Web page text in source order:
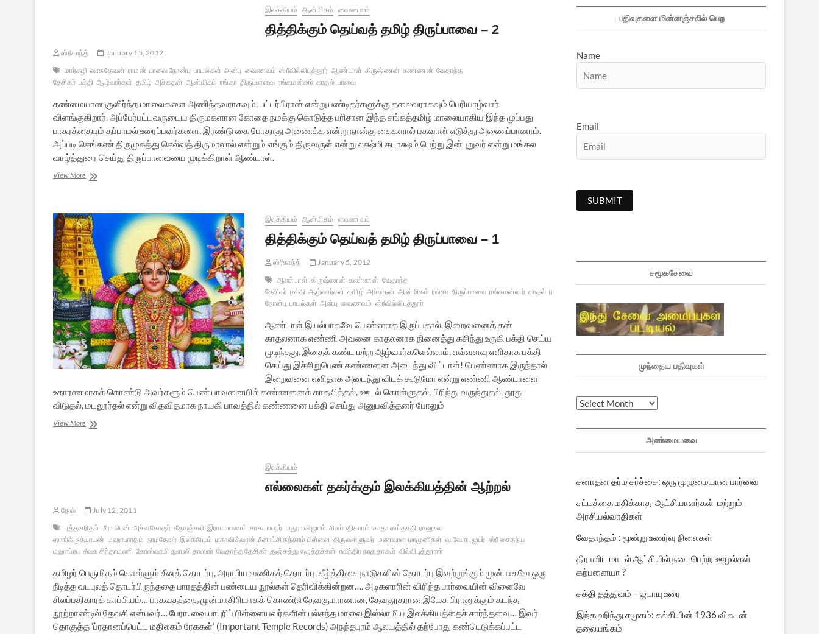
இலக்கியம் ஆன்மிகம் வைணவம்
தித்திக்கும் தெய்வத் தமிழ் திருப்பாவை – 2
ஸ்ரீகாந்த்
January 15, 2012
மார்கழி வாசுதேவன் ராமன் பாவை நோன்பு பாடல்கள் அன்பு வைணவம் ஸ்ரீவில்லிபுத்தூர் ஆண்டாள் கிருஷ்ணன் கண்ணன் வேதாந்த
தேசிகர் பக்தி ஆழ்வார்கள் தமிழ் அச்சுதன் ஆன்மிகம் ரங்கா திருப்பாவை ரங்கமன்னர் காதல் பாவை
தண்மையான குளிர்ந்த மாலைகளை அணிந்தவராகவும், பட்டர்பிரான் என்று பண்டிதர்களுக்கு தலைவராகவும் பெரியாழ்வார்
விளங்குகிறார். அப்பேர்பட்டவருடைய திருமகளான கோதை நமக்கு கொடுத்த பரிசான இந்த சங்கத்தமிழ் மாலையாகிய இந்த முப்பது
பாசுரத்தையும் தப்பாமல் உரைப்பவர்களை, இரண்டு கை போதாது அணைக்க என்று நான்கு கைகளால் பகவான் எடுத்து அணைப்பானாம்.
அப்படி செங்கண் திருமுகத்து செல்வத் திருமாலால் என்றும் எங்கும் திருவருள் என்று லக்ஷ்மி கடாக்ஷம் பெற்று இன்புறுவர் என்று மங்கல
வாழ்த்துரை செய்து திருப்பாவையை முடிக்கிறாள் ஆண்டாள்.
View Moreதித்திக்கும்
–
2
இலக்கியம் ஆன்மிகம் வைணவம்
தித்திக்கும் தெய்வத் தமிழ் திருப்பாவை – 1
ஸ்ரீகாந்த்
January 5, 2012
ஆண்டாள் கிருஷ்ணன் கண்ணன் வேதாந்த
தேசிகர் பக்தி ஆழ்வார்கள் தமிழ் அச்சுதன் ஆன்மிகம் ரங்கா திருப்பாவை ரங்கமன்னர் காதல் பாவை
நோன்பு பாடல்கள் அன்பு வைணவம் ஸ்ரீவில்லிபுத்தூர்
ஆண்டாள் இயல்பாகவே பெண்ணாக இருப்பதால், இறைவனைத் தன்
காதலனாக எண்ணி அவனை காதலனாக நினைத்து கசிந்து உருகி பக்தி செய்ய
முடிந்தது. இதைக் கண்ட மற்ற ஆழ்வார்களெல்லாம், எவ்வளவு எளிதாக பக்தி
செய்து இச்சிறுபெண் கண்ணனை அடைந்து விட்டாள்! பெண்ணாக இருந்தால்
இறைவனை எளிதாக அடைந்து விடக் கூடுமோ என்று எண்ணி ஆண்டாளை
உதாரணமாகக் கொண்டு அவர்களும் பெண் பாவனையில் கண்ணனைக் காதலித்தல், ஊடல் கொள்ளுதல், பிரிந்து வருந்துதல், தூது
விடுதல், மடலூர்தல் என்று விதவிதமாக நாயகி பாவத்தில் கண்ணனை பக்தி செய்து அனுபவித்தனர் போலும்
View Moreதித்திக்கும்
இலக்கியம்
எல்லைகள் தகர்க்கும் இலக்கியத்தின் ஆற்றல்
தேவ்
July 12, 2011
புத்த சரிதம் மீரா பென் அச்வகோஷர் கீதாஞ்சலி இராமாயணம் சாகடாயநர் மதுரா விஜயம் சிலப்பதிகாரம் காதா ஸப்தசதி ராஹுல
ஸாங்க்ருத்யாயன் மஹாபாரதம் நாமதேவர் இலக்கியம் மகாவித்வான் மீனாட்சி சுந்தரம் பிள்ளை திருவள்ளுவர் மணவாள மாமுனிகள் வ.வே.சு. ஐயர் ஸ்ரீ சைதந்ய
மஹாப்ரபு சீவக சிந்தாமணி கோஸ்வாமி துளஸி தாஸார் வேதாந்த தேசிகர் துஞ்சத்து எழுத்தச்சன் ரவீந்திர நாத தாகூர் வில்லிபுத்தூரார்
தமிழர் பெருமிதம் கொள்ளும் சீனத் தொடர்பு, அராபிய வணிகத் தொடர்பு, கீழ்த்திசை நாடுகளின் தொடர்பு இவற்றுக்கும் முன்பாகவே ஒரு
நீடித்த வடபுலத் தொடர்பிருந்ததை பாரதத்தின் பண்டைய நூல்கள் தெரிவிக்கின்றன…. அடிகளாரின் விரிந்த பார்வையின் விளைவே
சிலப்பதிகாரக் காப்பியம்… பாகவதத்தை முன்மாதிரியாகக் கொண்டு தேவகுமாரனான, தேவதூதரான இயேசு பிரானுக்கும் கடந்த
நூற்றாண்டில் தேவசி என்பவர்… பேரா. வையாபுரிப் பிள்ளையவர்களின் பல்சந்த மாலை இஸ்லாமிய இலக்கியத்தைச் சார்ந்தவை… இவர்
தொகுத்த ’ப்ரதானப்பெட்ட மதிலகம் ரேககள்’ (Important Temple Records) அநந்தபுரம் ஆலயத்தில் தற்போது கண்டெடுக்கப்பட்ட
பதிவுகளை மின்னஞ்சலில் பெற
Name
Email
சமூகசேவை
முந்தைய பதிவுகள்
முந்தைய
அண்மையவை
சனாதன தர்ம சர்ச்சை: ஒரு முழுமையான பார்வை
சட்டத்தை மதிக்காத ஆட்சியாளர்கள் மற்றும்
அரசியல்வாதிகள்
வேதாந்தம் : மூன்று உணர்வு நிலைகள்
திராவிட மாடல் ஆட்சியில் நடைபெற்ற ஊழல்கள்
கற்பனையா ?
சக்தி தத்துவம் – ஜடாயு உரை
இந்த ஹிந்து சமூகம்: கல்கியின் 1936 விகடன்
தலையங்கம்